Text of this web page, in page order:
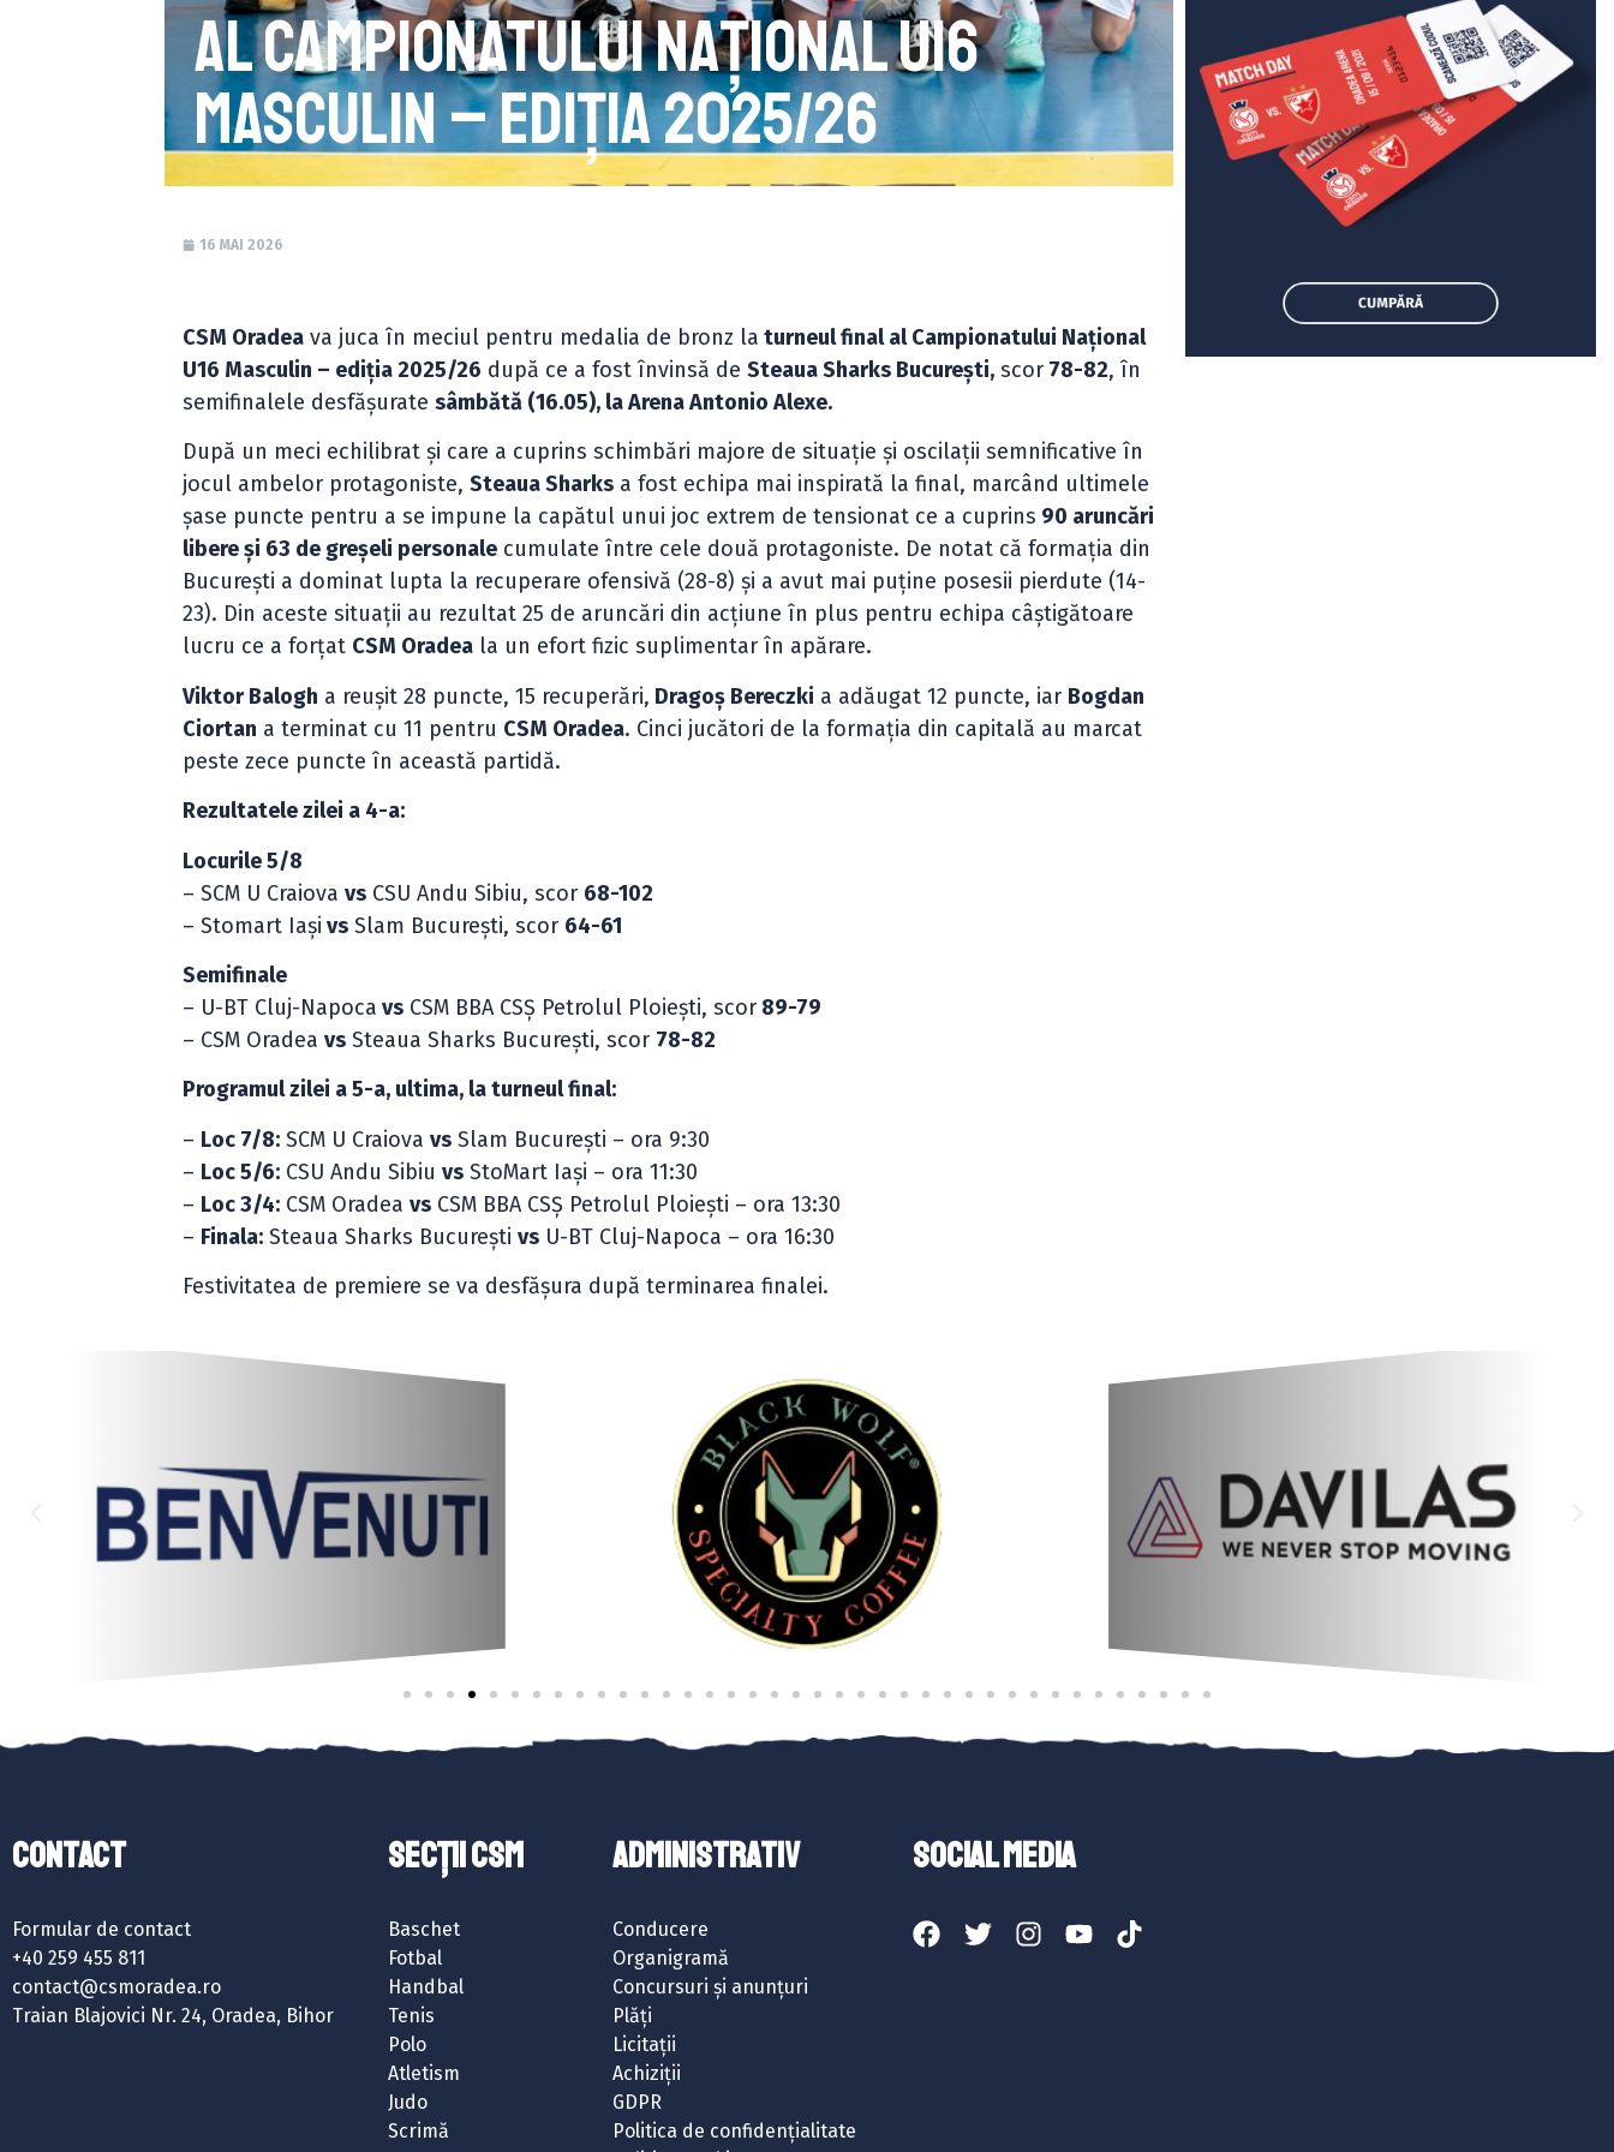
al Campionatului Național U16
Masculin – ediția 2025/26
16 MAI 2026
CSM Oradea va juca în meciul pentru medalia de bronz la turneul final al Campionatului Național
U16 Masculin – ediția 2025/26 după ce a fost învinsă deSteaua Sharks București, scor 78-82, în
semifinalele desfășuratesâmbătă (16.05), la Arena Antonio Alexe.
După un meci echilibrat și care a cuprins schimbări majore de situație și oscilații semnificative în
jocul ambelor protagoniste,Steaua Sharks a fost echipa mai inspirată la final, marcând ultimele
șase puncte pentru a se impune la capătul unui joc extrem de tensionat ce a cuprins 90 aruncări
libere și 63 de greșeli personale cumulate între cele două protagoniste. De notat că formația din
București a dominat lupta la recuperare ofensivă (28-8) și a avut mai puține posesii pierdute (14-
23). Din aceste situații au rezultat 25 de aruncări din acțiune în plus pentru echipa câștigătoare
lucru ce a forțat CSM Oradea la un efort fizic suplimentar în apărare.
Viktor Balogh a reușit 28 puncte, 15 recuperări, Dragoș Bereczki a adăugat 12 puncte, iar Bogdan
Ciortan a terminat cu 11 pentru CSM Oradea. Cinci jucători de la formația din capitală au marcat
peste zece puncte în această partidă.
Rezultatele zilei a 4-a:
Locurile 5/8
– SCM U Craiovavs CSU Andu Sibiu, scor 68-102
– Stomart Iași vs Slam București, scor 64-61
Semifinale
– U-BT Cluj-Napoca vs CSM BBA CSȘ Petrolul Ploiești, scor 89-79
– CSM Oradeavs Steaua Sharks București, scor 78-82
Programul zilei a 5-a, ultima, la turneul final:
– Loc 7/8: SCM U Craiovavs Slam București – ora 9:30
– Loc 5/6: CSU Andu Sibiuvs StoMart Iași – ora 11:30
– Loc 3/4: CSM Oradeavs CSM BBA CSȘ Petrolul Ploiești – ora 13:30
– Finala: Steaua Sharks Bucureștivs U-BT Cluj-Napoca – ora 16:30
Festivitatea de premiere se va desfășura după terminarea finalei.
Contact
Formular de contact
+40 259 455 811
contact@csmoradea.ro
Traian Blajovici Nr. 24, Oradea, Bihor
SECȚII CSM
Baschet
Fotbal
Handbal
Tenis
Polo
Atletism
Judo
Scrimă
ADMINISTRATIV
Conducere
Organigramă
Concursuri și anunțuri
Plăți
Licitații
Achiziții
GDPR
Politica de confidențialitate
SOCIAL MEDIA